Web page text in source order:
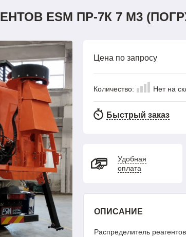
ESM ПР-7К 7 М3
Цена по запросу
Количество: Нет на
Быстрый заказ
Удобная
оплата
ОПИСАНИЕ
Распределитель